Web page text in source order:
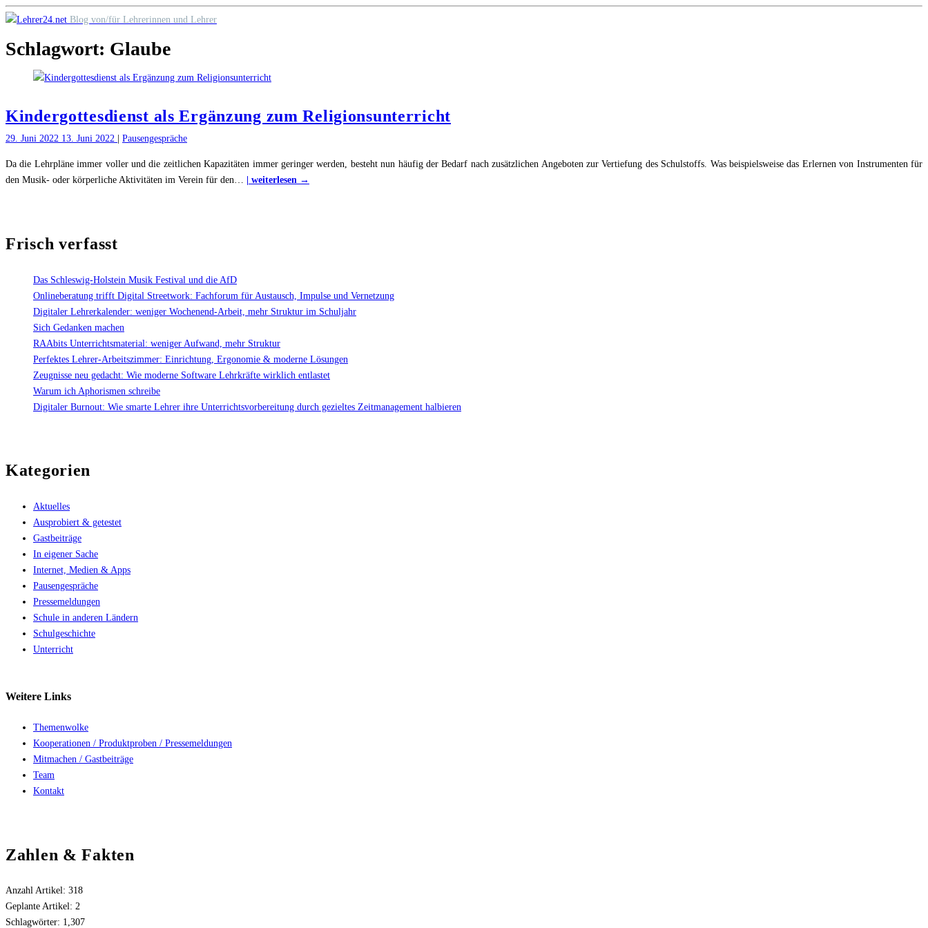
Skip
content
Blog von/für Lehrerinnen und Lehrer
Schlagwort: Glaube
Kindergottesdienst als Ergänzung zum Religionsunterricht
29. Juni 2022 13. Juni 2022 Pausengespräche
Da die Lehrpläne immer voller und die zeitlichen Kapazitäten immer geringer werden, besteht nun häufig der Bedarf nach zusätzlichen Angeboten zur Vertiefung des Schulstoffs. Was beispielsweise das Erlernen von Instrumenten für
den Musik- oder körperliche Aktivitäten im Verein für den… | weiterlesen →
Frisch verfasst
Das Schleswig-Holstein Musik Festival und die AfD
Onlineberatung trifft Digital Streetwork: Fachforum für Austausch, Impulse und Vernetzung
Digitaler Lehrerkalender: weniger Wochenend-Arbeit, mehr Struktur im Schuljahr
Sich Gedanken machen
RAAbits Unterrichtsmaterial: weniger Aufwand, mehr Struktur
Perfektes Lehrer-Arbeitszimmer: Einrichtung, Ergonomie & moderne Lösungen
Zeugnisse neu gedacht: Wie moderne Software Lehrkräfte wirklich entlastet
Warum ich Aphorismen schreibe
Digitaler Burnout: Wie smarte Lehrer ihre Unterrichtsvorbereitung durch gezieltes Zeitmanagement halbieren
Kategorien
Aktuelles
Ausprobiert & getestet
Gastbeiträge
In eigener Sache
Internet, Medien & Apps
Pausengespräche
Pressemeldungen
Schule in anderen Ländern
Schulgeschichte
Unterricht
Weitere Links
Themenwolke
Kooperationen / Produktproben / Pressemeldungen
Mitmachen / Gastbeiträge
Team
Kontakt
Zahlen & Fakten
Anzahl Artikel: 318
Geplante Artikel: 2
Schlagwörter: 1,307